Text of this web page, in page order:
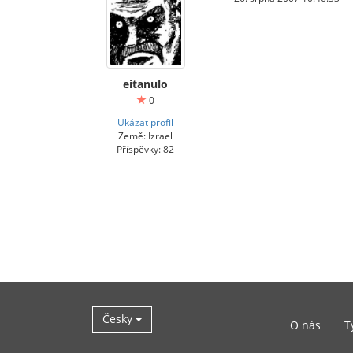
eitanulo
0
Ukázat profil
Země: Izrael
Příspěvky: 82
Česky O nás